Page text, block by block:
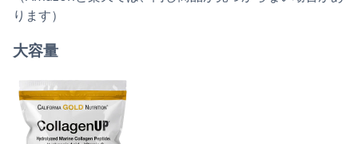
ります）
大容量
California Gold Nutrition CollagenUP 大容量の商品ページ